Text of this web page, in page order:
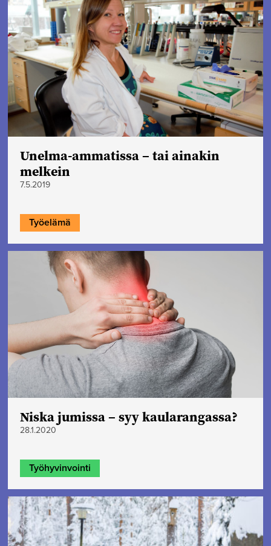
Unelma-ammatissa – tai ainakin
melkein
7.5.2019
Työelämä
Niska jumissa – syy kaularangassa?
28.1.2020
Työhyvinvointi